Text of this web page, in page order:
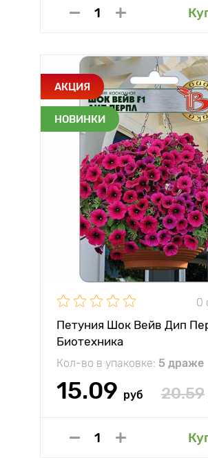
АКЦИЯ
НОВИНКИ
0
Петуния Шок Вейв Дип
Биотехника
Кол-во в упаковке: 5 драже
15.09 руб 20.59